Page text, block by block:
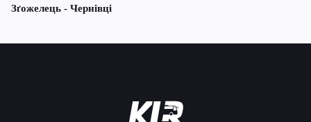
Зґожелець - Чернівці